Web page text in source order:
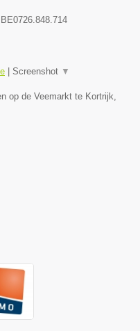
BE0726.848.714
Screenshot ▼
op de Veemarkt te Kortrijk,